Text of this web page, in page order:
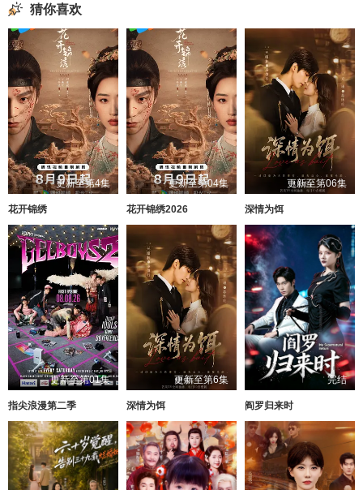
猜你喜欢
更新至第4集
花开锦绣
更新至第04集
花开锦绣2026
更新至第06集
深情为饵
更新至第01集
指尖浪漫第二季
更新至第6集
深情为饵
完结
阎罗归来时